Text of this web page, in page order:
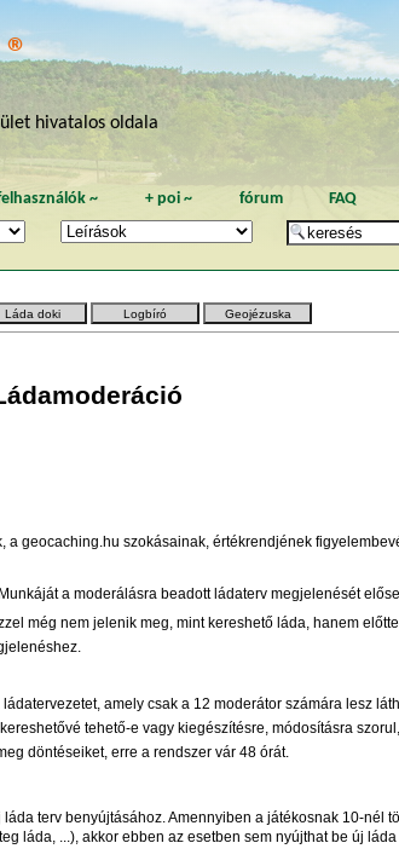
hivatalos oldala
~ + poi~ fórum FAQ
Láda doki Logbíró Geojézuska
geocaching.hu szokásainak, értékrendjének
a moderálásra beadott ládaterv megjelenését
még nem jelenik meg, mint kereshető láda, hanem
amely csak a 12 moderátor számára lesz
tehető-e vagy kiegészítésre, módosításra
döntéseiket, erre a rendszer vár 48 órát.
terv benyújtásához. Amennyiben a játékosnak 10-nél
láda, ...), akkor ebben az esetben sem nyújthat be új